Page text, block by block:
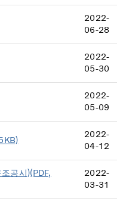
2022-
06-28
2022-
05-30
2022-
05-09
2022-
04-12
공시)(PDF,
2022-
03-31